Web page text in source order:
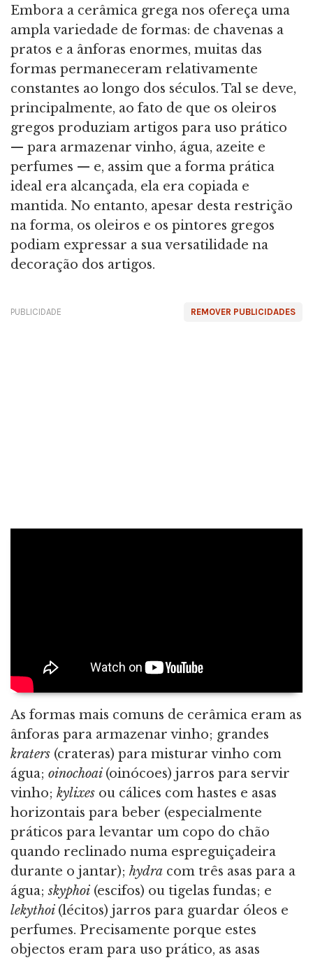
Embora a cerâmica grega nos ofereça uma
ampla variedade de formas: de chavenas a
pratos e a ânforas enormes, muitas das
formas permaneceram relativamente
constantes ao longo dos séculos. Tal se deve,
principalmente, ao fato de que os oleiros
gregos produziam artigos para uso prático
— para armazenar vinho, água, azeite e
perfumes — e, assim que a forma prática
ideal era alcançada, ela era copiada e
mantida. No entanto, apesar desta restrição
na forma, os oleiros e os pintores gregos
podiam expressar a sua versatilidade na
decoração dos artigos.
REMOVER PUBLICIDADES
PUBLICIDADE
As formas mais comuns de cerâmica eram as
ânforas para armazenar vinho; grandes
kraters (crateras) para misturar vinho com
água; oinochoai (oinócoes) jarros para servir
vinho; kylixes ou cálices com hastes e asas
horizontais para beber (especialmente
práticos para levantar um copo do chão
quando reclinado numa espreguiçadeira
durante o jantar); hydra com três asas para a
água;skyphoi (escifos) ou tigelas fundas; e
lekythoi (lécitos) jarros para guardar óleos e
perfumes. Precisamente porque estes
objectos eram para uso prático, as asas